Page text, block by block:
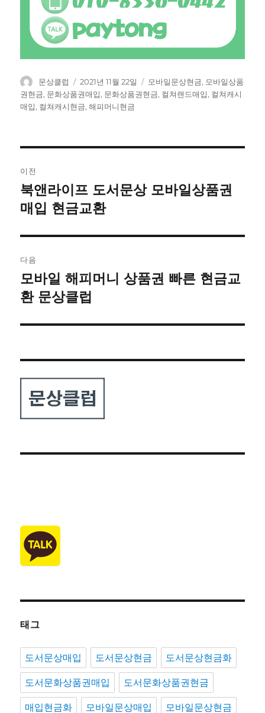
글
쓴
이
문상클럽
작
성
일
2021년 11월 22일
태
그
모바일문상현금, 모바일상품
권현금, 문화상품권매입, 문화상품권현금, 컬쳐랜드매입, 컬쳐캐시
매입, 컬쳐캐시현금,해피머니현금
탐
색
이전
이
전
북앤라이프 도서문상 모바일상품권
매입 현금교환
다음
다
음
모바일 해피머니 상품권 빠른 현금교
환 문상클럽
태그
도서문상매입 도서문상현금 도서문상현금화
도서문화상품권매입 도서문화상품권현금
매입현금화 모바일문상매입 모바일문상현금